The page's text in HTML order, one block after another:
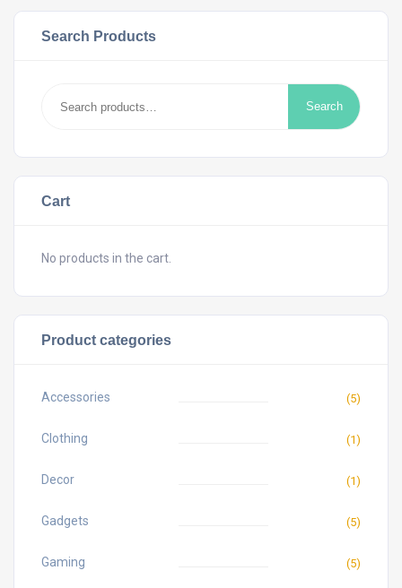
Search Products
Search
Cart
No products in the cart.
Product categories
Accessories (5)
Clothing (1)
Decor (1)
Gadgets (5)
Gaming (5)